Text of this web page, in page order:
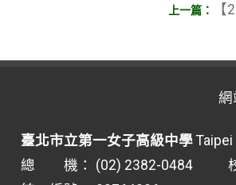
【
網
臺北市立第一女子高級中學 Taipei
總 機： (02) 2382-0484 校